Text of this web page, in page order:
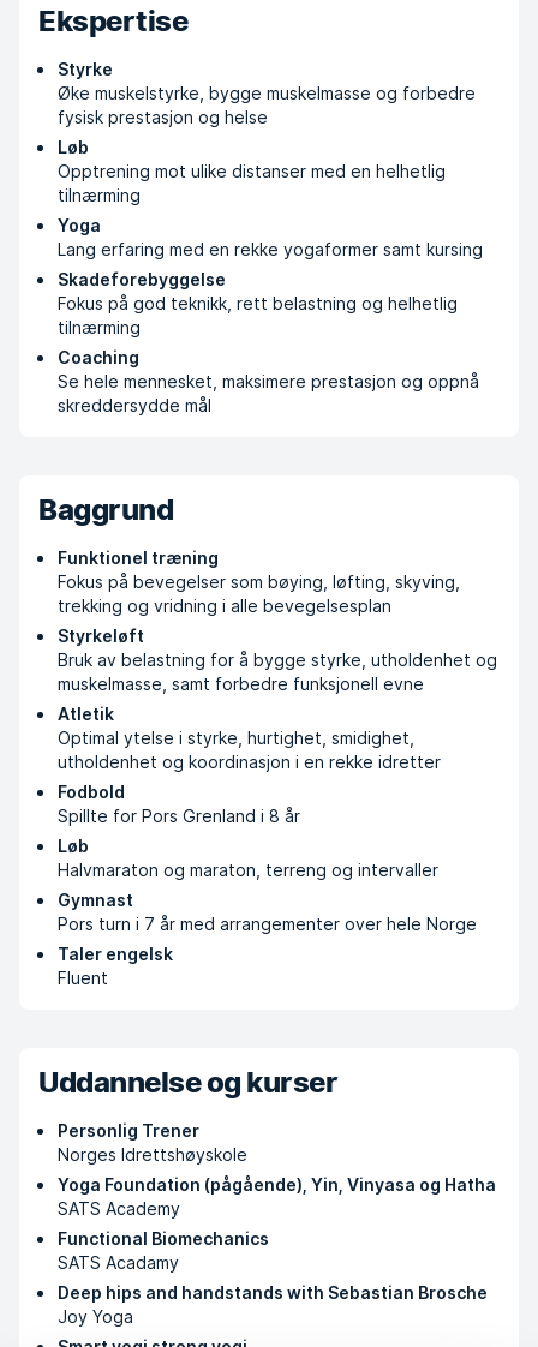
Ekspertise
Styrke
Øke muskelstyrke, bygge muskelmasse og forbedre
fysisk prestasjon og helse
Løb
Opptrening mot ulike distanser med en helhetlig
tilnærming
Yoga
Lang erfaring med en rekke yogaformer samt kursing
Skadeforebyggelse
Fokus på god teknikk, rett belastning og helhetlig
tilnærming
Coaching
Se hele mennesket, maksimere prestasjon og oppnå
skreddersydde mål
Baggrund
Funktionel træning
Fokus på bevegelser som bøying, løfting, skyving,
trekking og vridning i alle bevegelsesplan
Styrkeløft
Bruk av belastning for å bygge styrke, utholdenhet og
muskelmasse, samt forbedre funksjonell evne
Atletik
Optimal ytelse i styrke, hurtighet, smidighet,
utholdenhet og koordinasjon i en rekke idretter
Fodbold
Spillte for Pors Grenland i 8 år
Løb
Halvmaraton og maraton, terreng og intervaller
Gymnast
Pors turn i 7 år med arrangementer over hele Norge
Taler engelsk
Fluent
Uddannelse og kurser
Personlig Trener
Norges Idrettshøyskole
Yoga Foundation (pågående), Yin, Vinyasa og Hatha
SATS Academy
Functional Biomechanics
SATS Acadamy
Deep hips and handstands with Sebastian Brosche
Joy Yoga